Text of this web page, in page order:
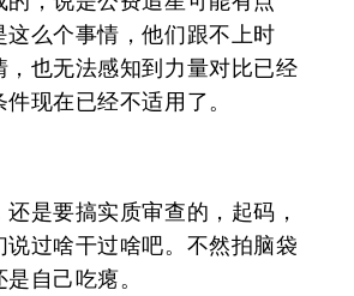
这么个事情，他们跟不上时
，也无法感知到力量对比已经
现在已经不适用了。
是要搞实质审查的，起码，
说过啥干过啥吧。不然拍脑袋
自己吃瘪。